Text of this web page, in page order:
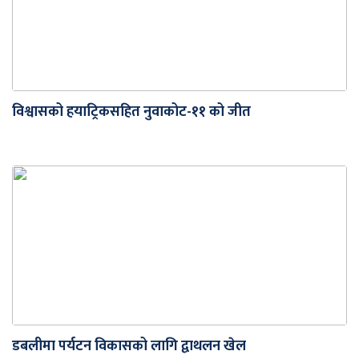
विश्वासको हयाट्रिकसहित नुवाकोट-११ को जीत
डबलीमा पर्यटन विकासको लागि द्वाथलन खेल